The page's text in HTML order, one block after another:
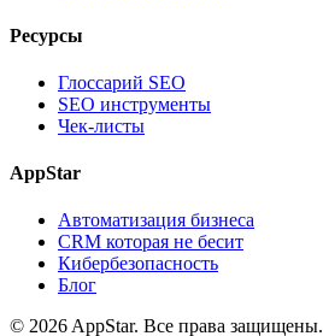
Ресурсы
Глоссарий SEO
SEO инструменты
Чек-листы
AppStar
Автоматизация бизнеса
CRM которая не бесит
Кибербезопасность
Блог
© 2026 AppStar. Все права защищены.